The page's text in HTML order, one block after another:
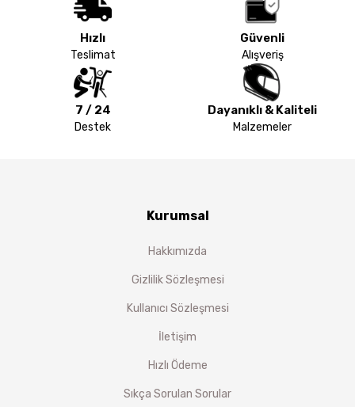
Hızlı
Teslimat
Güvenli
Alışveriş
7 / 24
Destek
Dayanıklı & Kaliteli
Malzemeler
Kurumsal
Hakkımızda
Gizlilik Sözleşmesi
Kullanıcı Sözleşmesi
İletişim
Hızlı Ödeme
Sıkça Sorulan Sorular